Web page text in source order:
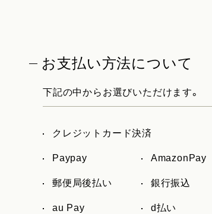
お支払い方法について
下記の中からお選びいただけます。
クレジットカード決済
Paypay AmazonPay
郵便局後払い 銀行振込
au Pay d払い